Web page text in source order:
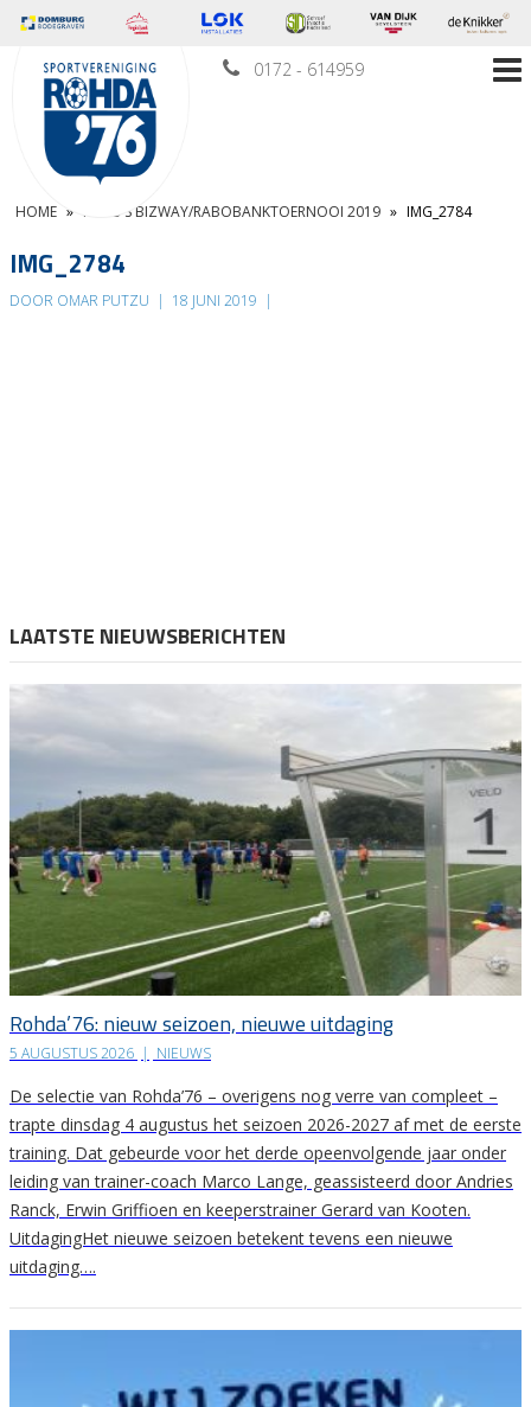
0172 - 614959
HOME » FOTO’S BIZWAY/RABOBANKTOERNOOI 2019 » IMG_2784
IMG_2784
DOOR OMAR PUTZU | 18 JUNI 2019 |
LAATSTE NIEUWSBERICHTEN
Rohda’76: nieuw seizoen, nieuwe uitdaging
5 AUGUSTUS 2026 | NIEUWS
De selectie van Rohda’76 – overigens nog verre van compleet –
trapte dinsdag 4 augustus het seizoen 2026-2027 af met de eerste
training. Dat gebeurde voor het derde opeenvolgende jaar onder
leiding van trainer-coach Marco Lange, geassisteerd door Andries
Ranck, Erwin Griffioen en keeperstrainer Gerard van Kooten.
UitdagingHet nieuwe seizoen betekent tevens een nieuwe
uitdaging….